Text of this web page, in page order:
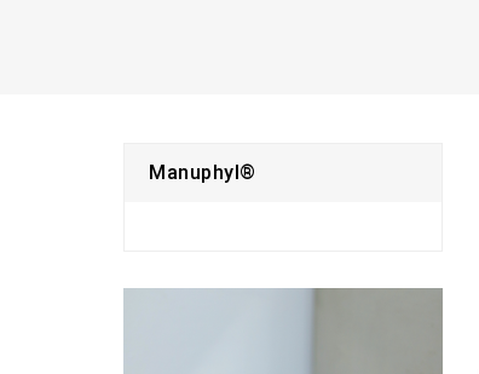
Manuphyl®